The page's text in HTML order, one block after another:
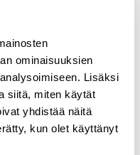
ominaisuuksien
Lisäksi
siitä, miten käytät
yhdistää näitä
kun olet käyttänyt
samalla.
Raklin toimintaa”,
toisena
Eloheimo.